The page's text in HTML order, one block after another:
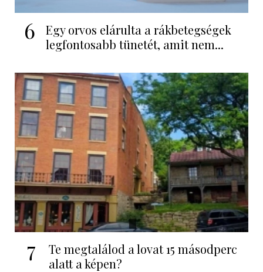
6
Egy orvos elárulta a rákbetegségek
legfontosabb tünetét, amit nem...
7
Te megtalálod a lovat 15 másodperc
alatt a képen?